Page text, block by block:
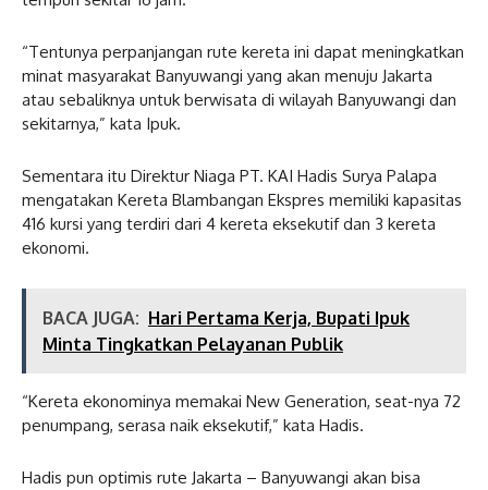
“Tentunya perpanjangan rute kereta ini dapat meningkatkan
minat masyarakat Banyuwangi yang akan menuju Jakarta
atau sebaliknya untuk berwisata di wilayah Banyuwangi dan
sekitarnya,” kata Ipuk.
Sementara itu Direktur Niaga PT. KAI Hadis Surya Palapa
mengatakan Kereta Blambangan Ekspres memiliki kapasitas
416 kursi yang terdiri dari 4 kereta eksekutif dan 3 kereta
ekonomi.
BACA JUGA: Hari Pertama Kerja, Bupati Ipuk
Minta Tingkatkan Pelayanan Publik
“Kereta ekonominya memakai New Generation, seat-nya 72
penumpang, serasa naik eksekutif,” kata Hadis.
Hadis pun optimis rute Jakarta – Banyuwangi akan bisa